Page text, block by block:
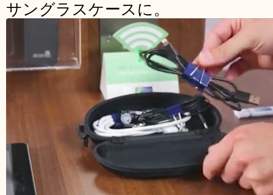
サングラスケースに。